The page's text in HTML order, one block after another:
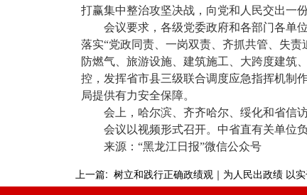
打赢集中整治攻坚决战，向党和人民交出一份
会议要求，各级党委政府和各部门各单
落实“党政同责、一岗双责、齐抓共管、失
防燃气、旅游设施、建筑施工、大跨度建筑
控，发挥省市县三级联合调度应急指挥机制
局提供有力安全保障。
会上，哈尔滨、齐齐哈尔、绥化和省信
会议以视频形式召开。中省直有关单位
来源：“黑龙江日报”微信公众号
上一篇: 树立和践行正确政绩观｜为人民出政绩 以